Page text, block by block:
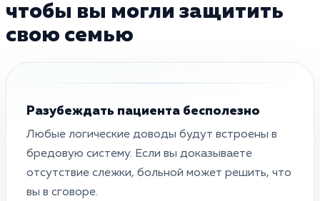
чтобы вы могли защитить
свою семью
Разубеждать пациента бесполезно
Любые логические доводы будут встроены в
бредовую систему. Если вы доказываете
отсутствие слежки, больной может решить, что
вы в сговоре.